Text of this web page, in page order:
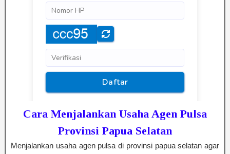
Cara Menjalankan Usaha Agen Pulsa
Provinsi Papua Selatan
Menjalankan usaha agen pulsa di provinsi papua selatan agar